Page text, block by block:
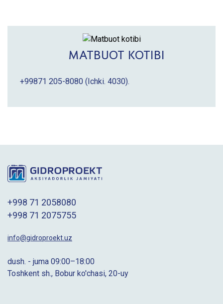
MATBUOT KOTIBI
+99871 205-8080 (Ichki. 4030).
+998 71 2058080
+998 71 2075755
info@gidroproekt.uz
dush. - juma 09:00–18:00
Toshkent sh., Bobur ko'chasi, 20-uy